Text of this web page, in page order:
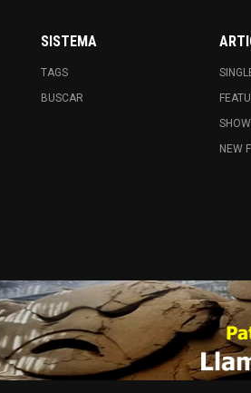
SISTEMA
TAGS
BUSCAR
NEW